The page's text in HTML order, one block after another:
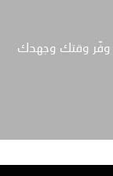
وفّر وقتك وجهدك